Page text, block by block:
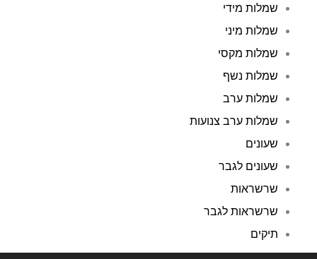
שמלות מידי
שמלות מיני
שמלות מקסי
שמלות נשף
שמלות ערב
שמלות ערב צנועות
שעונים
שעונים לגבר
שרשראות
שרשראות לגבר
תיקים